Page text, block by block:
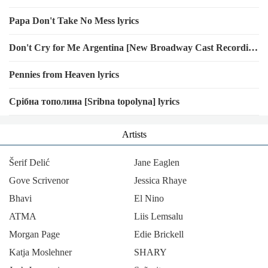
Artist: KC Rebell
Papa Don't Take No Mess lyrics
Don't Cry for Me Argentina [New Broadway Cast Recording
Pennies from Heaven lyrics
Срібна тополина [Sribna topolyna] lyrics
Artists
Šerif Delić
Jane Eaglen
Gove Scrivenor
Jessica Rhaye
Bhavi
El Nino
ΑΤΜΑ
Liis Lemsalu
Morgan Page
Edie Brickell
Katja Moslehner
SHARY